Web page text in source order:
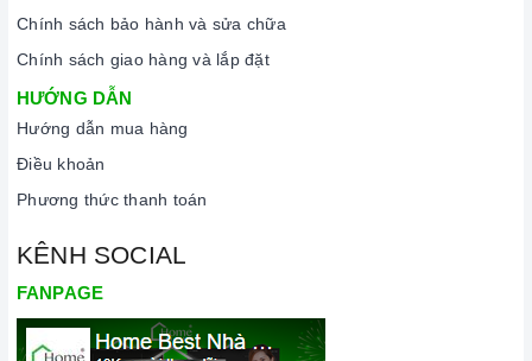
Chính sách bảo hành và sửa chữa
Chính sách giao hàng và lắp đặt
HƯỚNG DẪN
Hướng dẫn mua hàng
Điều khoản
Phương thức thanh toán
KÊNH SOCIAL
FANPAGE